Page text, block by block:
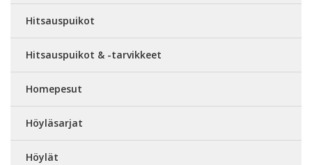
Hitsauspuikot
Hitsauspuikot & -tarvikkeet
Homepesut
Höyläsarjat
Höylät